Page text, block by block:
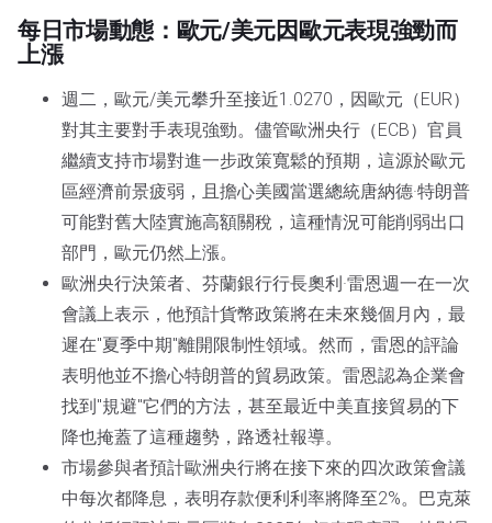
每日市場動態：歐元/美元因歐元表現強勁而
上漲
週二，歐元/美元攀升至接近1.0270，因歐元（EUR）
對其主要對手表現強勁。儘管歐洲央行（ECB）官員
繼續支持市場對進一步政策寬鬆的預期，這源於歐元
區經濟前景疲弱，且擔心美國當選總統唐納德·特朗普
可能對舊大陸實施高額關稅，這種情況可能削弱出口
部門，歐元仍然上漲。
歐洲央行決策者、芬蘭銀行行長奧利·雷恩週一在一次
會議上表示，他預計貨幣政策將在未來幾個月內，最
遲在"夏季中期"離開限制性領域。然而，雷恩的評論
表明他並不擔心特朗普的貿易政策。雷恩認為企業會
找到"規避"它們的方法，甚至最近中美直接貿易的下
降也掩蓋了這種趨勢，路透社報導。
市場參與者預計歐洲央行將在接下來的四次政策會議
中每次都降息，表明存款便利利率將降至2%。巴克萊